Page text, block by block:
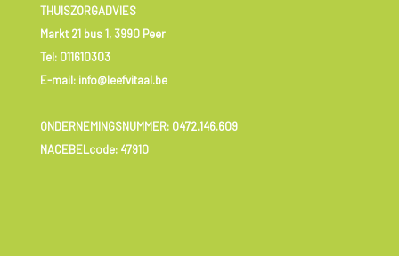
THUISZORGADVIES
Markt 21 bus 1, 3990 Peer
Tel: 011610303
E-mail: info@leefvitaal.be
ONDERNEMINGSNUMMER: 0472.146.609
NACEBELcode: 47910